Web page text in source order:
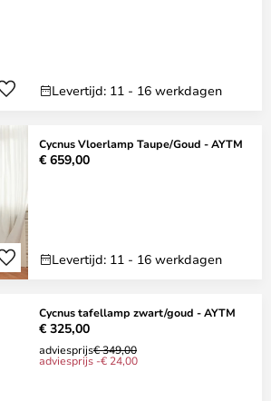
Levertijd: 11 - 16 werkdagen
Cycnus Vloerlamp Taupe/Goud - AYTM
€ 659,00
Levertijd: 11 - 16 werkdagen
Cycnus tafellamp zwart/goud - AYTM
€ 325,00
adviesprijs€ 349,00
adviesprijs -€ 24,00